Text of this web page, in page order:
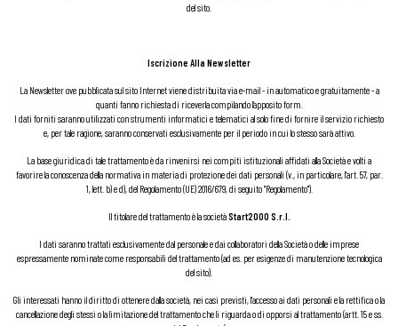
del sito.
Iscrizione Alla Newsletter
La Newsletter ove pubblicata sul sito Internet viene distribuita via e-mail - in automatico e gratuitamente - a
quanti fanno richiesta di riceverla compilando l’apposito form.
I dati forniti saranno utilizzati con strumenti informatici e telematici al solo fine di fornire il servizio richiesto
e, per tale ragione, saranno conservati esclusivamente per il periodo in cui lo stesso sarà attivo.
La base giuridica di tale trattamento è da rinvenirsi nei compiti istituzionali affidati alla Società e volti a
favorire la conoscenza della normativa in materia di protezione dei dati personali (v., in particolare, l'art. 57, par.
1, lett. b) e d), del Regolamento (UE) 2016/679, di seguito "Regolamento").
Il titolare del trattamento è la societàStart2000 S.r.l.
I dati saranno trattati esclusivamente dal personale e dai collaboratori della Società o delle imprese
espressamente nominate come responsabili del trattamento (ad es. per esigenze di manutenzione tecnologica
del sito).
Gli interessati hanno il diritto di ottenere dalla società, nei casi previsti, l'accesso ai dati personali e la rettifica o la
cancellazione degli stessi o la limitazione del trattamento che li riguarda o di opporsi al trattamento (artt. 15 e ss.